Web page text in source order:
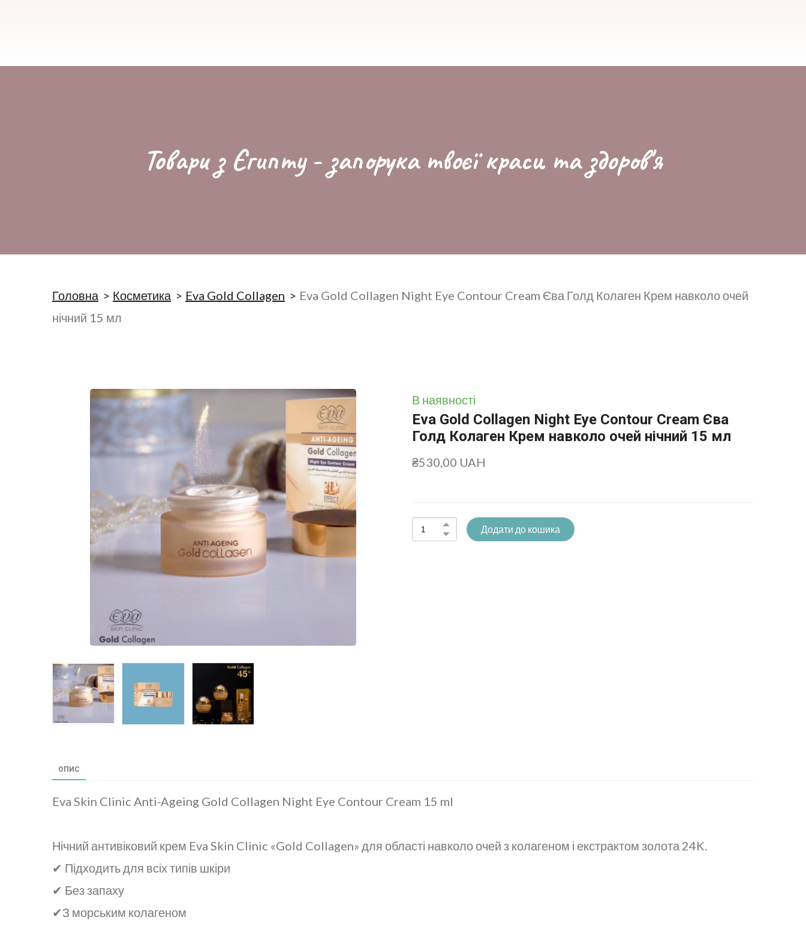
Товари з Єгипту - запорука твоєї краси та здоров'я
Головна Косметика Eva Gold Collagen
Eva Gold Collagen Night Eye Contour Cream Єва Голд Колаген Крем навколо очей
нічний 15 мл
В наявності
Eva Gold Collagen Night Eye Contour Cream Єва
Голд Колаген Крем навколо очей нічний 15 мл
₴530,00 UAH
Додати до кошика
ОПИС
Eva Skin Clinic Anti-Ageing Gold Collagen Night Eye Contour Cream 15 ml
Нічний антивіковий крем Eva Skin Clinic «Gold Collagen» для області навколо очей з колагеном і екстрактом золота 24K.
✔ Підходить для всіх типів шкіри
✔ Без запаху
✔З морським колагеном